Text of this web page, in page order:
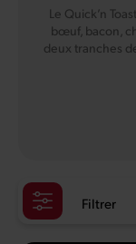
Le Quick’n
bœuf, bacon,
deux tranches
Filtrer